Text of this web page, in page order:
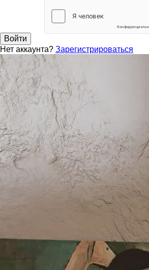
Войти
Нет аккаунта? Зарегистрироваться